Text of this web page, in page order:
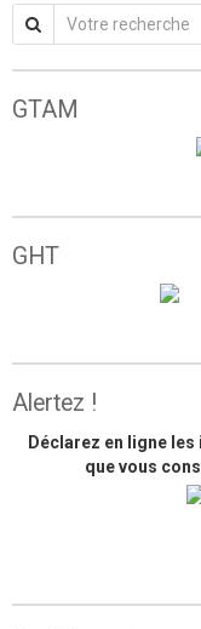
GTAM
GHT
Alertez !
Déclarez en ligne
que vous